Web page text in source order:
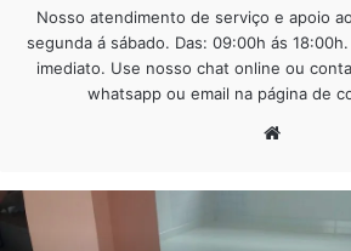
Nosso atendimento de serviço e apoio
segunda á sábado. Das: 09:00h ás
imediato. Use nosso chat online ou
whatsapp ou email na página de